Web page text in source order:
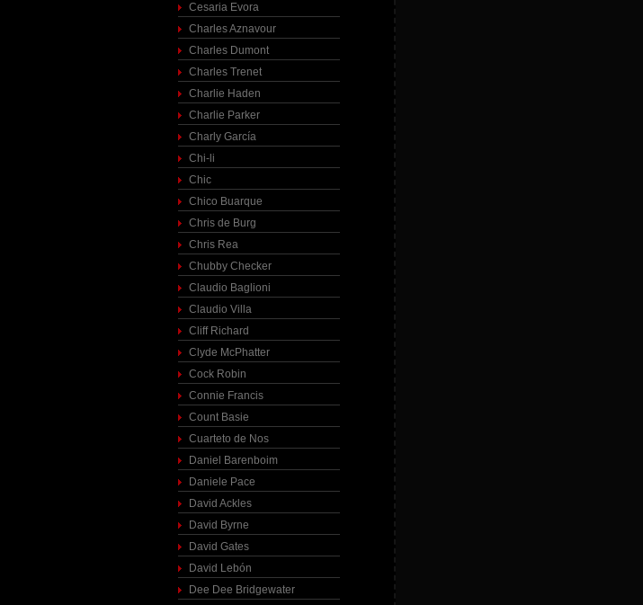
Cesaria Evora
Charles Aznavour
Charles Dumont
Charles Trenet
Charlie Haden
Charlie Parker
Charly García
Chi-li
Chic
Chico Buarque
Chris de Burg
Chris Rea
Chubby Checker
Claudio Baglioni
Claudio Villa
Cliff Richard
Clyde McPhatter
Cock Robin
Connie Francis
Count Basie
Cuarteto de Nos
Daniel Barenboim
Daniele Pace
David Ackles
David Byrne
David Gates
David Lebón
Dee Dee Bridgewater